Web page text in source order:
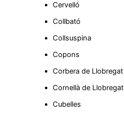
Cervelló
Collbató
Collsuspina
Copons
Corbera de Llobregat
Cornellà de Llobregat
Cubelles